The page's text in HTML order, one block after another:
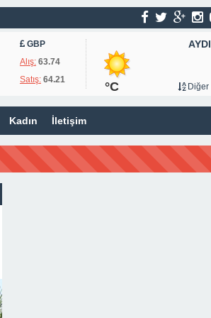
GBP
Alış:63.74
Satış:64.21 °C Diğer
Kadın İletişim